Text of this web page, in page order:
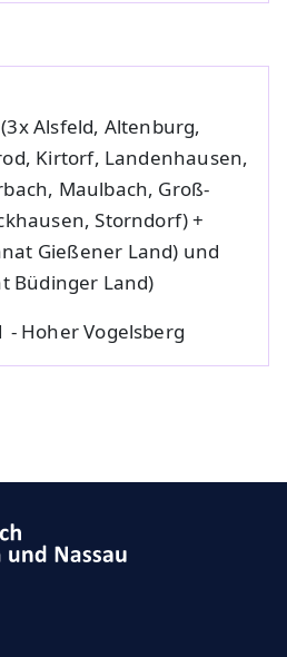
Alsfeld, Altenburg,
Kirtorf, Landenhausen,
Maulbach, Groß-
Storndorf) +
Gießener Land) und
Büdinger Land)
- Hoher Vogelsberg